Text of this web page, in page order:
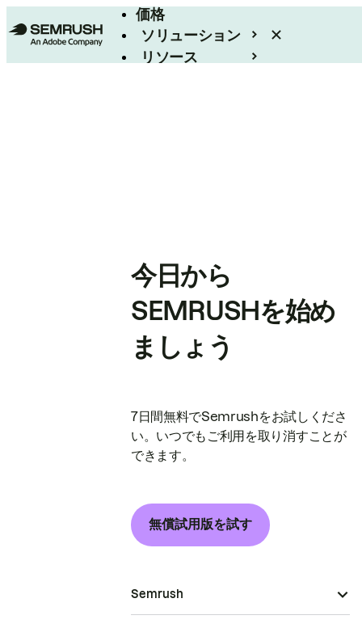
価格
ソリューション
リソース
今日から
SEMRUSHを始め
ましょう
7日間無料でSemrushをお試しくださ
い。いつでもご利用を取り消すことが
できます。
無償試用版を試す
Semrush